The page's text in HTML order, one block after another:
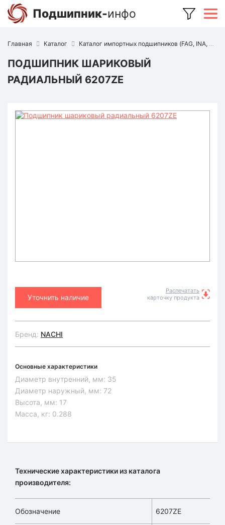
Подшипник-инфо
Главная Каталог Каталог импортных подшипников (FAG, INA, SKF, NSK, Timken и др.)
ПОДШИПНИК ШАРИКОВЫЙ
РАДИАЛЬНЫЙ 6207ZE
Уточнить наличие
Распечатать
карточку продукта
Бренд: NACHI
Основные характеристики
Диаметр внутренний, мм: 35
Диаметр наружный, мм: 72
Высота, мм: 17
Масса, кг: 0.288
Технические характеристики из каталога
производителя:
Обозначение 6207ZE